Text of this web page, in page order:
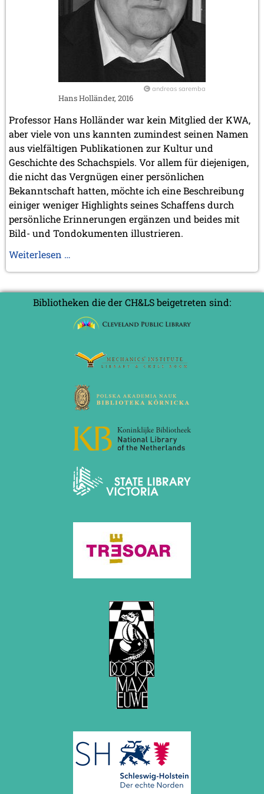
März 2023 (1 Eintrag)
Februar 2023 (2 Einträge)
November 2022 (2 Einträge)
Oktober 2022 (1 Eintrag)
März 2022 (1 Eintrag)
2021
Dezember 2021 (1 Eintrag)
November 2021 (1 Eintrag)
Oktober 2021 (1 Eintrag)
August 2021 (1 Eintrag)
2019
Oktober 2019 (1 Eintrag)
Mai 2019 (1 Eintrag)
2017
Juni 2017 (1 Eintrag)
2012
Mai 2012 (1 Eintrag)
April 2012 (6 Einträge)
März 2012 (2 Einträge)
Februar 2012 (3 Einträge)
November 2011 (2 Einträge)
August 2011 (3 Einträge)
Juni 2011 (2 Einträge)
Mai 2011 (2 Einträge)
April 2011 (5 Einträge)
März 2011 (1 Eintrag)
Februar 2011 (1 Eintrag)
Januar 2011 (4 Einträge)
Dezember 2010 (1 Eintrag)
November 2010 (2 Einträge)
Oktober 2010 (1 Eintrag)
September 2010 (1 Eintrag)
Februar 2010 (1 Eintrag)
Januar 2010 (4 Einträge)
Dezember 2009 (3 Einträge)
November 2009 (4 Einträge)
Oktober 2009 (4 Einträge)
September 2009 (1 Eintrag)
Mai 2009 (3 Einträge)
Februar 2009 (1 Eintrag)
November 2008 (8 Einträge)
andreas saremba
Hans Holländer, 2016
Professor Hans Holländer war kein Mitglied der KWA,
aber viele von uns kannten zumindest seinen Namen
aus vielfältigen Publikationen zur Kultur und
Geschichte des Schachspiels. Vor allem für diejenigen,
die nicht das Vergnügen einer persönlichen
Bekanntschaft hatten, möchte ich eine Beschreibung
einiger weniger Highlights seines Schaffens durch
persönliche Erinnerungen ergänzen und beides mit
Bild- und Tondokumenten illustrieren.
Weiterlesen …
Holländer
Bibliotheken die der CH&LS beigetreten sind: